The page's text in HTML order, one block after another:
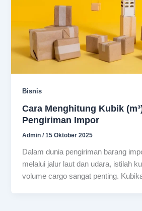
Bisnis
Cara Menghitung Kubik
Pengiriman Impor
Admin/15 Oktober 2025
Dalam dunia pengiriman barang
melalui jalur laut dan udara, istilah
volume cargo sangat penting.